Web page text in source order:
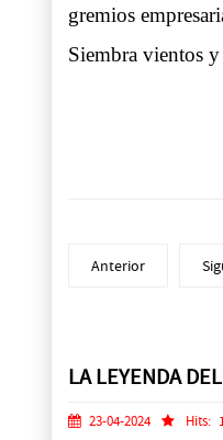
gremios
Siembra vientos y
Anterior
LA LEYENDA
23-04-2024 Hits: